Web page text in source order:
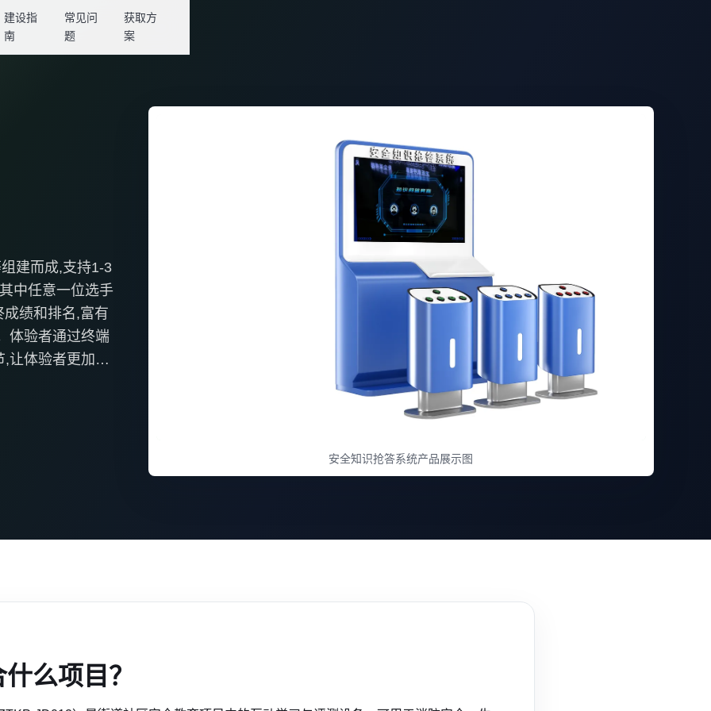
建设指
南
常见问
题
获取方
案
建而成,支持1-3
中任意一位选手
成绩和排名,富有
体验者通过终端
让体验者更加了
安全知识抢答系统产品展示图
么项目？